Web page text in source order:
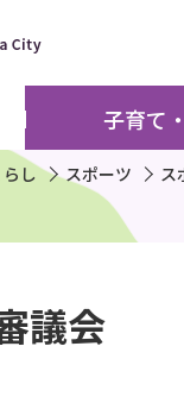
子育て
らし スポーツ ス
議会